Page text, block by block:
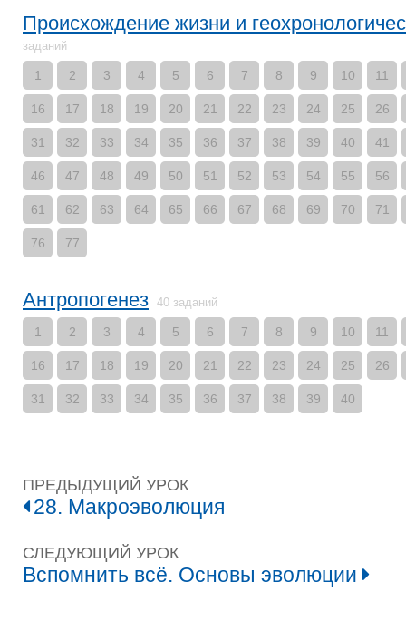
Происхождение жизни и
заданий
1 2 3 4 5 6 7 8 9 10 11
16 17 18 19 20 21 22 23 24 25 26
31 32 33 34 35 36 37 38 39 40 41
46 47 48 49 50 51 52 53 54 55 56
61 62 63 64 65 66 67 68 69 70 71
76 77
Антропогенез 40 заданий
1 2 3 4 5 6 7 8 9 10 11
16 17 18 19 20 21 22 23 24 25 26
31 32 33 34 35 36 37 38 39 40
ПРЕДЫДУЩИЙ УРОК
28. Макроэволюция
СЛЕДУЮЩИЙ УРОК
Вспомнить всё. Основы эволюции